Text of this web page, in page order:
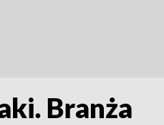
Branża